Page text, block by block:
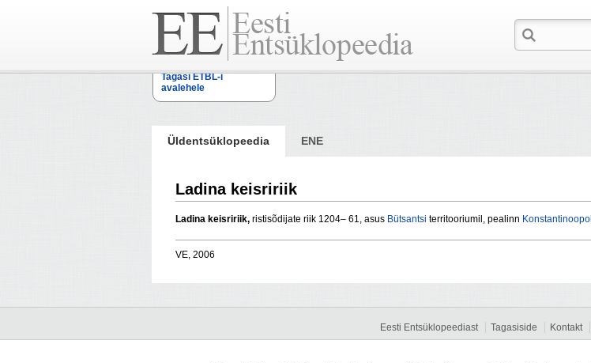
Tagasi ETBL-i
avalehele
Üldentsüklopeedia ENE
Ladina keisririik
Ladina keisririik, ristisõdijate riik 1204– 61, asus Bütsantsi territooriumil, pealinn Konstantinoopol
VE, 2006
Eesti Entsüklopeediast Tagasiside Kontakt